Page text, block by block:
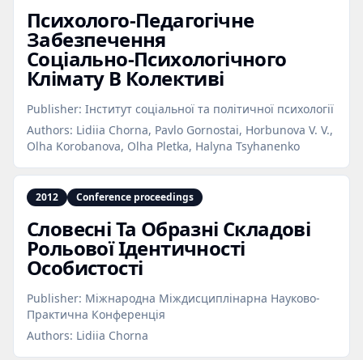
Психолого‑Педагогічне
Забезпечення
Соціально‑Психологічного
Клімату В Колективі
Publisher: Інститут соціальної та політичної психології
Authors: Lidiia Chorna, Pavlo Gornostai, Horbunova V. V.,
Olha Korobanova, Olha Pletka, Halyna Tsyhanenko
2012 Conference proceedings
Словесні Та Образні Складові
Рольової Ідентичності
Особистості
Publisher: Міжнародна Міждисциплінарна Науково-
Практична Конференція
Authors: Lidiia Chorna